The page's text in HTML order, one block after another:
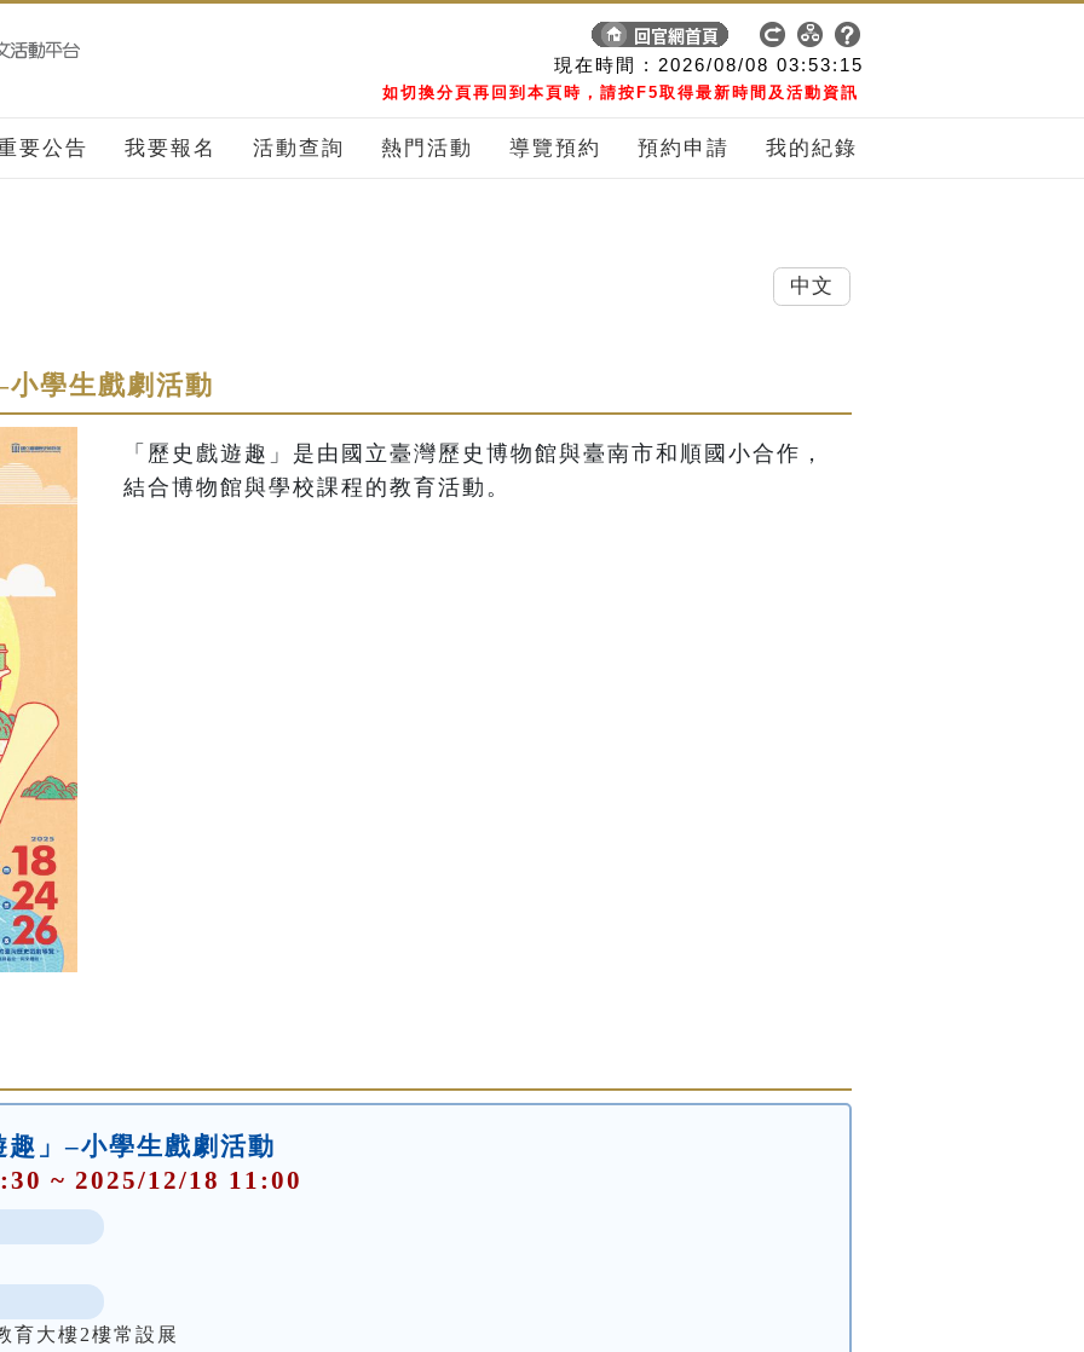
現在時間 : 2026/08/08 03:53:15
如切換分頁再回到本頁時，請按F5取得最新時間及活動資訊
要公告 我要報名 活動查詢 熱門活動 導覽預約 預約申請 我的紀錄
小學生戲劇活動
「歷史戲遊趣」是由國立臺灣歷史博物館與臺南市和順國小合作，
結合博物館與學校課程的教育活動。
」–小學生戲劇活動
~ 2025/12/18 11:00
育大樓2樓常設展